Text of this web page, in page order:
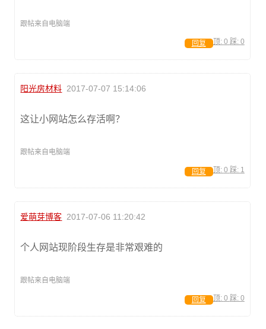
跟帖来自电脑端
顶: 0 踩: 0
回复
阳光房材料 2017-07-07 15:14:06
这让小网站怎么存活啊？
跟帖来自电脑端
顶: 0 踩: 1
回复
爱萌芽博客 2017-07-06 11:20:42
个人网站现阶段生存是非常艰难的
跟帖来自电脑端
顶: 0 踩: 0
回复